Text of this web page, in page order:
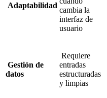
Adaptabilidad
cambia la
interfaz de
usuario
Gestión de
datos
Requiere
entradas
estructuradas
y limpias